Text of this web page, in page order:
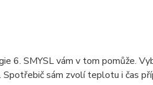
6. SMYSL vám v tom pomůže.
sám zvolí teplotu i čas